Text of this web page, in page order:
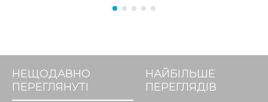
НЕЩОДАВНО
ПЕРЕГЛЯНУТІ
НАЙБІЛЬШЕ
ПЕРЕГЛЯДІВ